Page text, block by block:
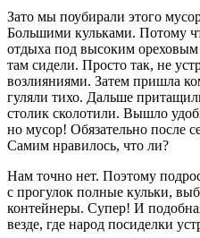
Зато мы поубирали этого
Большими кульками. Потому
отдыха под высоким
там сидели. Просто так, не
возлияниями. Затем пришла
гуляли тихо. Дальше
столик сколотили. Вышло
но мусор! Обязательно после
Самим нравилось, что ли?
Нам точно нет. Поэтому
с прогулок полные кульки,
контейнеры. Супер! И
везде, где народ посиделки